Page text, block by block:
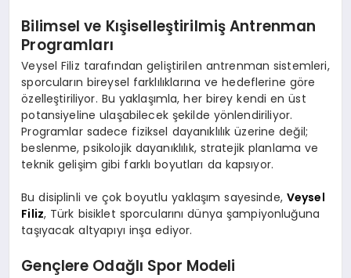
Bilimsel ve Kışiselleştirilmiş Antrenman
Programları
Veysel Filiz tarafından geliştirilen antrenman sistemleri,
sporcuların bireysel farklılıklarına ve hedeflerine göre
özelleştiriliyor. Bu yaklaşımla, her birey kendi en üst
potansiyeline ulaşabilecek şekilde yönlendiriliyor.
Programlar sadece fiziksel dayanıklılık üzerine değil;
beslenme, psikolojik dayanıklılık, stratejik planlama ve
teknik gelişim gibi farklı boyutları da kapsıyor.
Bu disiplinli ve çok boyutlu yaklaşım sayesinde, Veysel
Filiz, Türk bisiklet sporcularınıdünya şampiyonluğuna
taşıyacak altyapıyı inşa ediyor.
Gençlere Odağlı Spor Modeli